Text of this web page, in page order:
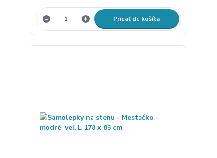
Pridať do košíka